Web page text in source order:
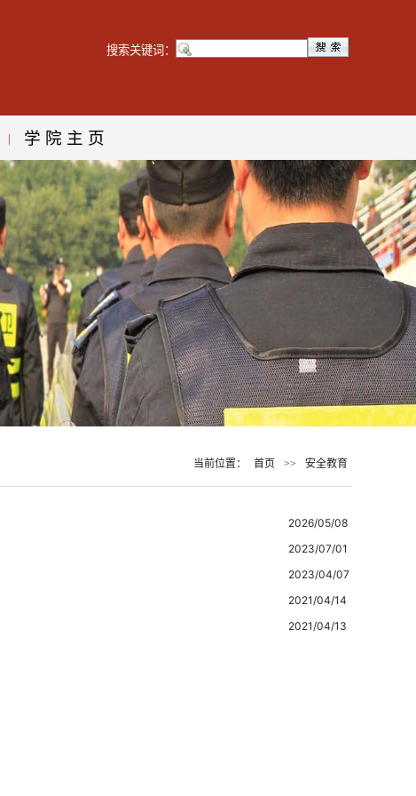
搜索关键词：
| 学院主页
当前位置： 首页 >> 安全教育
2026/05/08
2023/07/01
2023/04/07
2021/04/14
2021/04/13